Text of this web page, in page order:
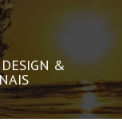
DESIGN &